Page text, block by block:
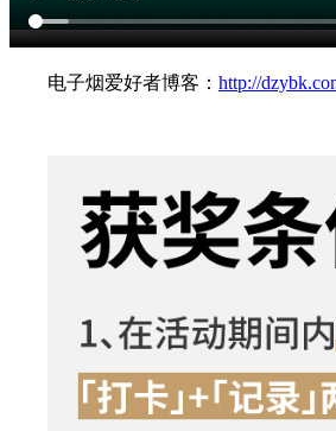
电子烟爱好者博客： http://